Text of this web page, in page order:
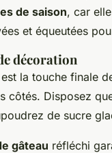
de saison, car
et équeutées
décoration
la touche finale
côtés. Disposez
de sucre
gâteau réfléchi